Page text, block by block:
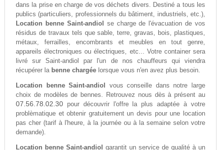
dans la prise en charge de vos déchets divers. Destiné a tous les
publics (particuliers, professionnels du bâtiment, industriels, etc.),
Location benne Saint-andiol
se charge de l'évacuation de vos
résidus de travaux tels que sable, terre, gravas, bois, plastiques,
métaux, ferrailles, encombrants et meubles en tout genre,
appareils électroniques ou électriques, etc... Votre container sera
livré sur Saint-andiol par l'un de nos chauffeurs qui viendra
récupérer la benne chargéelorsque vous n'en avez plus besoin.
Location benne Saint-andiol
vous conseille dans notre large
choix de modèles de bennes. Retrouvez nous dès à présent au
07.56.78.02.30pour découvrir l'offre la plus adaptée à votre
problèmatique et obtenir gratuitement un devis pour une location
pas cher (tarif à l'heure, à la journée ou à la semaine selon votre
demande).
Location benne Saint-andiol garantit un service de qualité à un